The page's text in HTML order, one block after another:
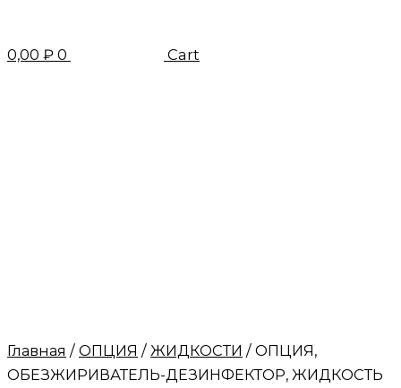
0,00 ₽ 0 Cart
Главная / ОПЦИЯ / ЖИДКОСТИ / ОПЦИЯ,
ОБЕЗЖИРИВАТЕЛЬ-ДЕЗИНФЕКТОР, ЖИДКОСТЬ